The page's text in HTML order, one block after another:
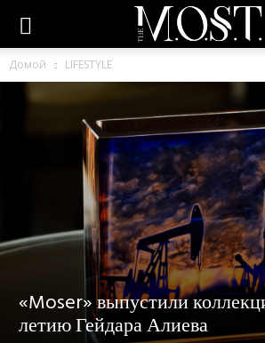
Домой LIFESTYLE
«Moser» выпустили
летию Гейдара Алиева